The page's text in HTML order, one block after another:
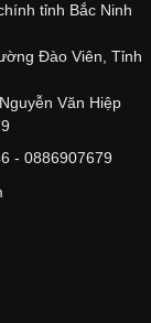
tỉnh Bắc Ninh
Đào Viên, Tỉnh
Văn Hiệp
- 0886907679